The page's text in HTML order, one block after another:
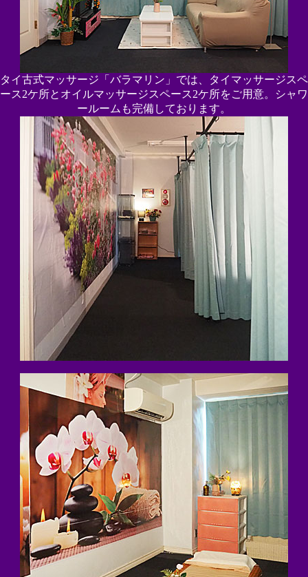
タイ古式マッサージ「バラマリン」では、タイマッサージスペ
ース2ケ所とオイルマッサージスペース2ケ所をご用意。シャワ
ールームも完備しております。